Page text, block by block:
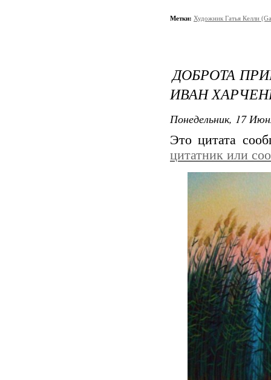
Метки: Художник Гатья Келли
ДОБРОТА
ИВАН
Понедельник, 17
Это цитата
цитатник или